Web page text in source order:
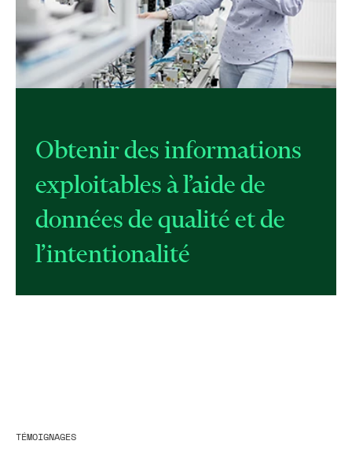
Obtenir des informations
exploitables à l’aide de
données de qualité et de
l’intentionalité
TÉMOIGNAGES